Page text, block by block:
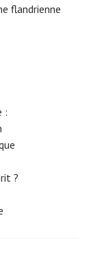
flandrienne
:
?